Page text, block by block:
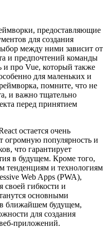
предоставляющие
для создания
между ними зависит от
и предпочтений команды
и про Vue, который также
для маленьких и
помните, что не
и важно тщательно
перед принятием
остается очень
популярность и
что гарантирует
в будущем. Кроме того,
тенденциям и технологиям
Web Apps (PWA),
своей гибкости и
основными
в ближайшем будущем,
для создания
приложений.